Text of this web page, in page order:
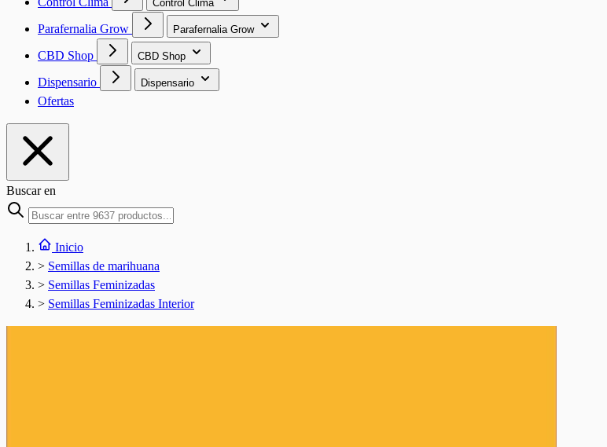
Control Clima
Parafernalia Grow Parafernalia Grow
CBD Shop CBD Shop
Dispensario Dispensario
Ofertas
Buscar en
Inicio
> Semillas de marihuana
> Semillas Feminizadas
> Semillas Feminizadas Interior